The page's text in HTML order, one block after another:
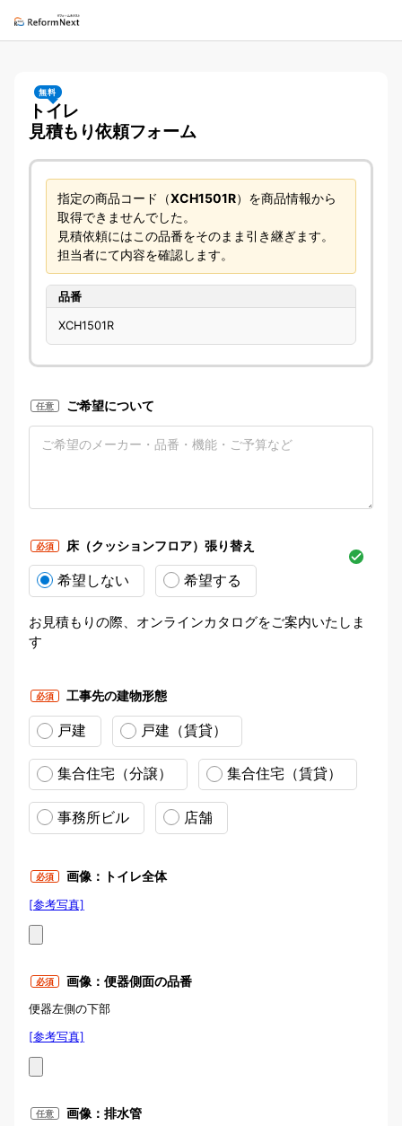
無料
トイレ
見積もり依頼フォーム
指定の商品コード（XCH1501R）を商品情報から
取得できませんでした。
見積依頼にはこの品番をそのまま引き継ぎます。
担当者にて内容を確認します。
品番
XCH1501R
任意 ご希望について
必須 床（クッションフロア）張り替え
希望しない 希望する
お見積もりの際、オンラインカタログをご案内いたしま
す
必須 工事先の建物形態
戸建 戸建（賃貸）
集合住宅（分譲） 集合住宅（賃貸）
事務所ビル 店舗
必須 画像：トイレ全体
[参考写真]
必須 画像：便器側面の品番
便器左側の下部
[参考写真]
任意 画像：排水管